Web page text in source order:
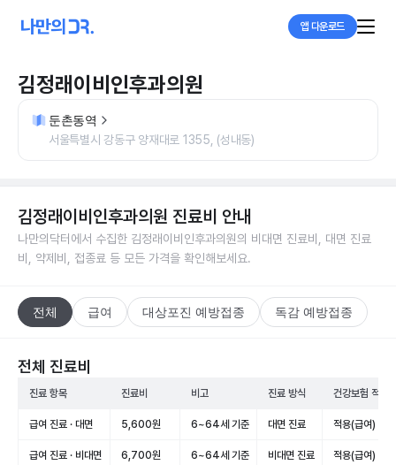
앱 다운로드
김정래이비인후과의원
둔촌동역
서울특별시 강동구 양재대로 1355, (성내동)
김정래이비인후과의원 진료비 안내
나만의닥터에서 수집한 김정래이비인후과의원의 비대면 진료비, 대면 진료
비, 약제비, 접종료 등 모든 가격을 확인해보세요.
전체 급여 대상포진 예방접종 독감 예방접종
전체 진료비
진료 항목 진료비 비고 진료 방식 건강보험 적용
급여 진료 · 대면 5,600원 6~64세 기준 대면 진료 적용(급여)
급여 진료 · 비대면 6,700원 6~64세 기준 비대면 진료 적용(급여)